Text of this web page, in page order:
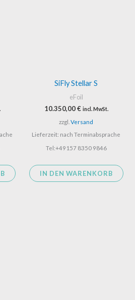
SiFly Stellar S
eFoil
10.350,00€ incl. MwSt.
zzgl. Versand
Lieferzeit: nach Terminabsprache
Tel:+49157 8350 9846
IN DEN WARENKORB